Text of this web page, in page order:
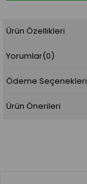
Ürün Özellikleri
Yorumlar(0)
Ödeme Seçenekleri
Ürün Önerileri